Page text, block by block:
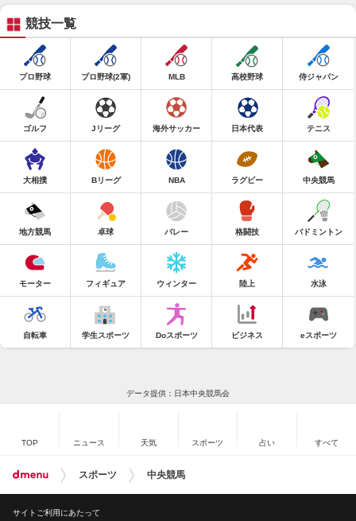
競技一覧
プロ野球 プロ野球(2軍) MLB 高校野球 侍ジャパン
ゴルフ Jリーグ 海外サッカー 日本代表 テニス
大相撲 Bリーグ NBA ラグビー 中央競馬
地方競馬 卓球 バレー 格闘技 バドミントン
モーター フィギュア ウィンター 陸上 水泳
自転車 学生スポーツ Doスポーツ ビジネス eスポーツ
データ提供：日本中央競馬会
TOP ニュース 天気 スポーツ 占い すべて
スポーツ 中央競馬
サイトご利用にあたって